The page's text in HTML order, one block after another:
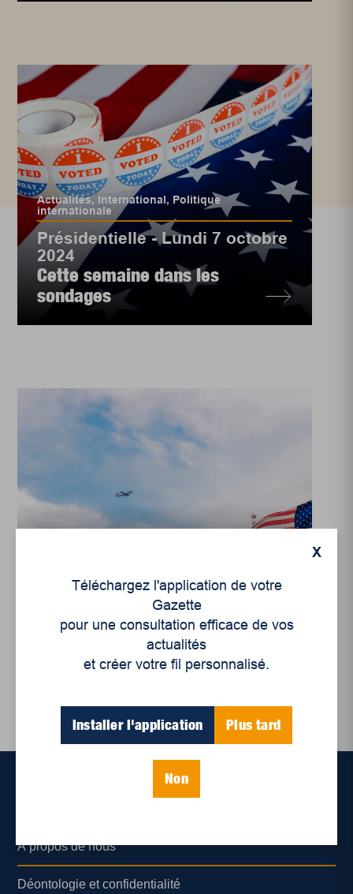
Actualités, International, Politique
internationale
Présidentielle - Lundi 7 octobre
2024
Cette semaine dans les
sondages
septembre 2024
Cette semaine dans les
sondages
X
Téléchargez l'application de votre
Gazette
pour une consultation efficace de vos
actualités
et créer votre fil personnalisé.
Installer l'application Plus tard
Non
À propos de nous
Déontologie et confidentialité